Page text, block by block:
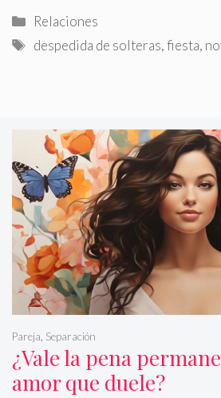
Categorías
Relaciones
Etiquetas
despedida de solteras,fiesta,
¿Vale la pena
amor que duele?
Pareja, Separación